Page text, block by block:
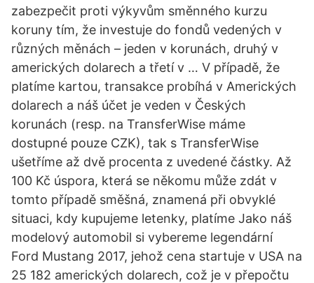
zabezpečit proti výkyvům směnného kurzu
koruny tím, že investuje do fondů vedených v
různých měnách – jeden v korunách, druhý v
amerických dolarech a třetí v … V případě, že
platíme kartou, transakce probíhá v Amerických
dolarech a náš účet je veden v Českých
korunách (resp. na TransferWise máme
dostupné pouze CZK), tak s TransferWise
ušetříme až dvě procenta z uvedené částky. Až
100 Kč úspora, která se někomu může zdát v
tomto případě směšná, znamená při obvyklé
situaci, kdy kupujeme letenky, platíme Jako náš
modelový automobil si vybereme legendární
Ford Mustang 2017, jehož cena startuje v USA na
25 182 amerických dolarech, což je v přepočtu